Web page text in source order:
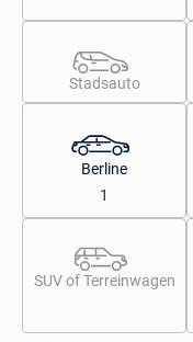
Stadsauto
Berline
1
SUV of Terreinwagen